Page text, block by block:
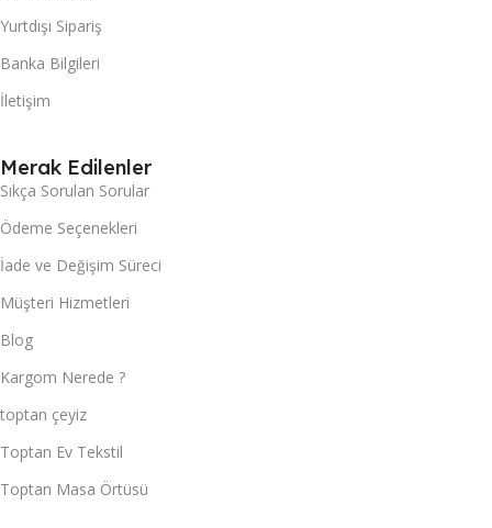
Yurtdışı Sipariş
Banka Bilgileri
İletişim
Merak Edilenler
Sıkça Sorulan Sorular
Ödeme Seçenekleri
İade ve Değişim Süreci
Müşteri Hizmetleri
Blog
Kargom Nerede ?
toptan çeyiz
Toptan Ev Tekstil
Toptan Masa Örtüsü